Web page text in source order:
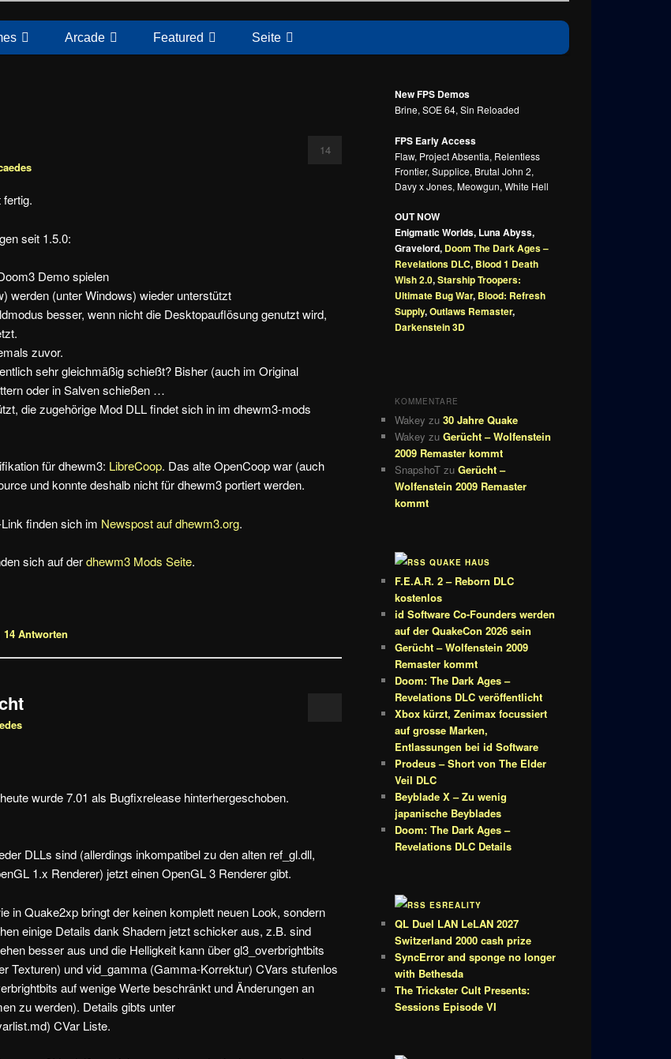
Arcade Featured Seite
14
fertig.
seit 1.5.0:
Demo spielen
werden (unter Windows) wieder unterstützt
besser, wenn nicht die Desktopauflösung genutzt wird,
zuvor.
sehr gleichmäßig schießt? Bisher (auch im Original
oder in Salven schießen …
die zugehörige Mod DLL findet sich in im dhewm3-mods
für dhewm3: LibreCoop. Das alte OpenCoop war (auch
und konnte deshalb nicht für dhewm3 portiert werden.
finden sich im Newspost auf dhewm3.org.
sich auf derdhewm3 Mods Seite.
14 Antworten
wurde 7.01 als Bugfixrelease hinterhergeschoben.
DLLs sind (allerdings inkompatibel zu den alten ref_gl.dll,
1.x Renderer) jetzt einen OpenGL 3 Renderer gibt.
in Quake2xp bringt der keinen komplett neuen Look, sondern
einige Details dank Shadern jetzt schicker aus, z.B. sind
besser aus und die Helligkeit kann über gl3_overbrightbits
Texturen) und vid_gamma (Gamma-Korrektur) CVars stufenlos
auf wenige Werte beschränkt und Änderungen an
zu werden). Details gibts unter
CVar Liste.
New FPS Demos
Brine, SOE 64, Sin Reloaded
FPS Early Access
Flaw, Project Absentia, Relentless
Frontier, Supplice, Brutal John 2,
Davy x Jones, Meowgun, White Hell
OUT NOW
Enigmatic Worlds, Luna Abyss,
Gravelord, Doom The Dark Ages –
Revelations DLC, Blood 1 Death
Wish 2.0,Starship Troopers:
Ultimate Bug War, Blood: Refresh
Supply,Outlaws Remaster,
Darkenstein 3D
KOMMENTARE
Wakey zu30 Jahre Quake
Wakey zuGerücht – Wolfenstein
2009 Remaster kommt
SnapshoT zuGerücht –
Wolfenstein 2009 Remaster
kommt
QUAKE HAUS
F.E.A.R. 2 – Reborn DLC
kostenlos
id Software Co-Founders werden
auf der QuakeCon 2026 sein
Gerücht – Wolfenstein 2009
Remaster kommt
Doom: The Dark Ages –
Revelations DLC veröffentlicht
Xbox kürzt, Zenimax focussiert
auf grosse Marken,
Entlassungen bei id Software
Prodeus – Short von The Elder
Veil DLC
Beyblade X – Zu wenig
japanische Beyblades
Doom: The Dark Ages –
Revelations DLC Details
ESREALITY
QL Duel LAN LeLAN 2027
Switzerland 2000 cash prize
SyncError and sponge no longer
with Bethesda
The Trickster Cult Presents:
Sessions Episode VI